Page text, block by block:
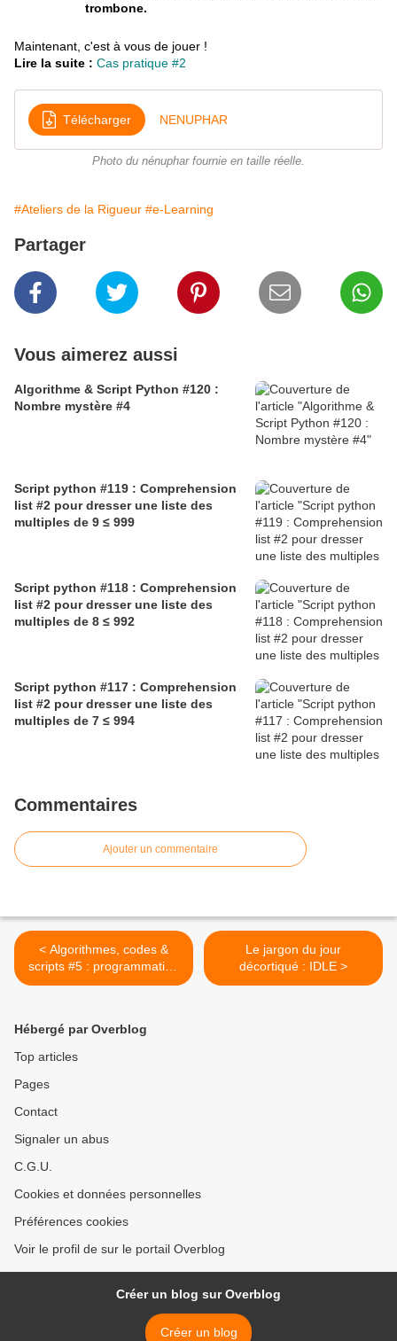
trombone.
Maintenant, c'est à vous de jouer !
Lire la suite : Cas pratique #2
Télécharger NENUPHAR
Photo du nénuphar fournie en taille réelle.
#Ateliers de la Rigueur #e-Learning
Partager
Vous aimerez aussi
Algorithme & Script Python #120 :
Nombre mystère #4
Script python #119 : Comprehension
list #2 pour dresser une liste des
multiples de 9 ≤ 999
Script python #118 : Comprehension
list #2 pour dresser une liste des
multiples de 8 ≤ 992
Script python #117 : Comprehension
list #2 pour dresser une liste des
multiples de 7 ≤ 994
Commentaires
Ajouter un commentaire
< Algorithmes, codes &
scripts #5 : programmation
en Python - Les manuels
Le jargon du jour
décortiqué : IDLE >
Hébergé par Overblog
Top articles
Pages
Contact
Signaler un abus
C.G.U.
Cookies et données personnelles
Préférences cookies
Voir le profil de sur le portail Overblog
Créer un blog sur Overblog
Créer un blog